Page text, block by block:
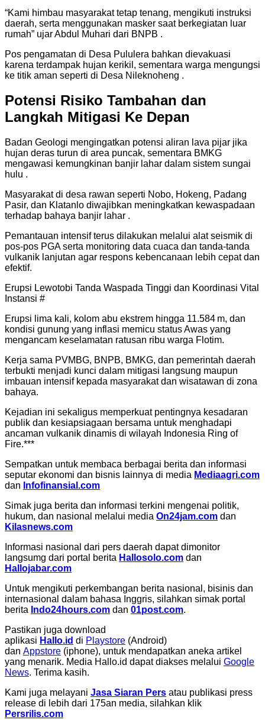
“Kami himbau masyarakat tetap tenang, mengikuti instruksi
daerah, serta menggunakan masker saat berkegiatan luar
rumah” ujar Abdul Muhari dari BNPB .
Pos pengamatan di Desa Pululera bahkan dievakuasi
karena terdampak hujan kerikil, sementara warga mengungsi
ke titik aman seperti di Desa Nileknoheng .
Potensi Risiko Tambahan dan
Langkah Mitigasi Ke Depan
Badan Geologi mengingatkan potensi aliran lava pijar jika
hujan deras turun di area puncak, sementara BMKG
mengawasi kemungkinan banjir lahar dalam sistem sungai
hulu .
Masyarakat di desa rawan seperti Nobo, Hokeng, Padang
Pasir, dan Klatanlo diwajibkan meningkatkan kewaspadaan
terhadap bahaya banjir lahar .
Pemantauan intensif terus dilakukan melalui alat seismik di
pos-pos PGA serta monitoring data cuaca dan tanda-tanda
vulkanik lanjutan agar respons kebencanaan lebih cepat dan
efektif.
Erupsi Lewotobi Tanda Waspada Tinggi dan Koordinasi Vital
Instansi #
Erupsi lima kali, kolom abu ekstrem hingga 11.584 m, dan
kondisi gunung yang inflasi memicu status Awas yang
mengancam keselamatan ratusan ribu warga Flotim.
Kerja sama PVMBG, BNPB, BMKG, dan pemerintah daerah
terbukti menjadi kunci dalam mitigasi langsung maupun
imbauan intensif kepada masyarakat dan wisatawan di zona
bahaya.
Kejadian ini sekaligus memperkuat pentingnya kesadaran
publik dan kesiapsiagaan bersama untuk menghadapi
ancaman vulkanik dinamis di wilayah Indonesia Ring of
Fire.***
Sempatkan untuk membaca berbagai berita dan informasi
seputar ekonomi dan bisnis lainnya di media Mediaagri.com
dan Infofinansial.com
Simak juga berita dan informasi terkini mengenai politik,
hukum, dan nasional melalui media On24jam.com dan
Kilasnews.com
Informasi nasional dari pers daerah dapat dimonitor
langsumg dari portal berita Hallosolo.com dan
Hallojabar.com
Untuk mengikuti perkembangan berita nasional, bisinis dan
internasional dalam bahasa Inggris, silahkan simak portal
berita Indo24hours.com dan 01post.com.
Pastikan juga download
aplikasi Hallo.id di Playstore (Android)
dan Appstore (iphone), untuk mendapatkan aneka artikel
yang menarik. Media Hallo.id dapat diakses melalui Google
News. Terima kasih.
Kami juga melayani Jasa Siaran Pers atau publikasi press
release di lebih dari 175an media, silahkan klik
Persrilis.com